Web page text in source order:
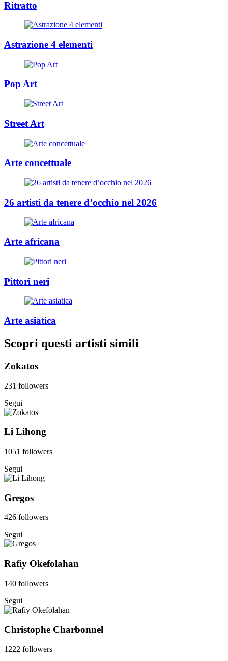
Ritratto
Astrazione 4 elementi
Pop Art
Street Art
Arte concettuale
26 artisti da tenere d’occhio nel 2026
Arte africana
Pittori neri
Arte asiatica
Scopri questi artisti simili
Zokatos
231 followers
Segui
Li Lihong
1051 followers
Segui
Gregos
426 followers
Segui
Rafiy Okefolahan
140 followers
Segui
Christophe Charbonnel
1222 followers